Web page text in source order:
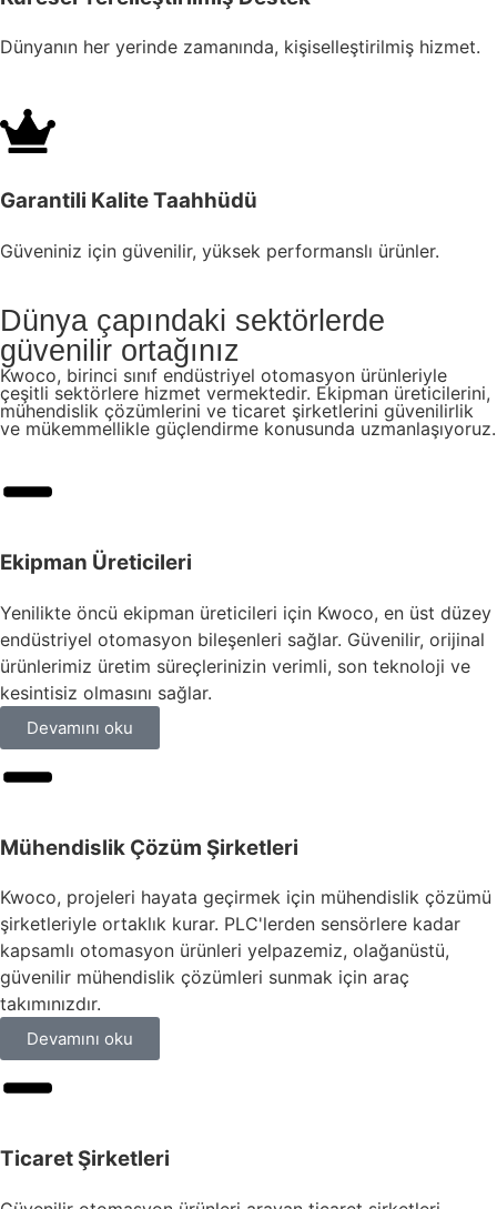
Dünyanın her yerinde zamanında, kişiselleştirilmiş hizmet.
Garantili Kalite Taahhüdü
Güveniniz için güvenilir, yüksek performanslı ürünler.
Dünya çapındaki sektörlerde
güvenilir ortağınız
Kwoco, birinci sınıf endüstriyel otomasyon ürünleriyle
çeşitli sektörlere hizmet vermektedir. Ekipman üreticilerini,
mühendislik çözümlerini ve ticaret şirketlerini güvenilirlik
ve mükemmellikle güçlendirme konusunda uzmanlaşıyoruz.
Ekipman Üreticileri
Yenilikte öncü ekipman üreticileri için Kwoco, en üst düzey
endüstriyel otomasyon bileşenleri sağlar. Güvenilir, orijinal
ürünlerimiz üretim süreçlerinizin verimli, son teknoloji ve
kesintisiz olmasını sağlar.
Devamını oku
Mühendislik Çözüm Şirketleri
Kwoco, projeleri hayata geçirmek için mühendislik çözümü
şirketleriyle ortaklık kurar. PLC'lerden sensörlere kadar
kapsamlı otomasyon ürünleri yelpazemiz, olağanüstü,
güvenilir mühendislik çözümleri sunmak için araç
takımınızdır.
Devamını oku
Ticaret Şirketleri